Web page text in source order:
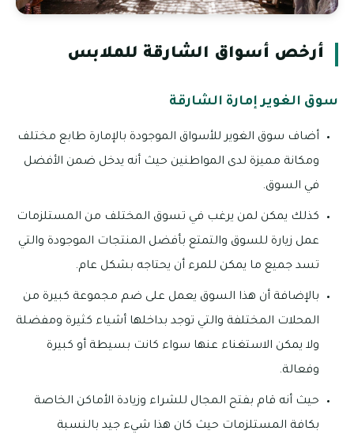
أرخص أسواق الشارقة للملابس
سوق الغوير إمارة الشارقة
أضاف سوق الغوير للأسواق الموجودة بالإمارة طابع مختلف
ومكانة مميزة لدى المواطنين حيث أنه يدخل ضمن الأفضل
في السوق.
كذلك يمكن لمن يرغب في تسوق المختلف من المستلزمات
عمل زيارة للسوق والتمتع بأفضل المنتجات الموجودة والتي
تسد جميع ما يمكن للمرء أن يحتاجه بشكل عام.
بالإضافة أن هذا السوق يعمل على ضم مجموعة كبيرة من
المحلات المختلفة والتي توجد بداخلها أشياء كثيرة ومفضلة
ولا يمكن الاستغناء عنها سواء كانت بسيطة أو كبيرة
وفعالة.
حيث أنه قام بفتح المجال للشراء وزيادة الأماكن الخاصة
بكافة المستلزمات حيث كان هذا شيء جيد بالنسبة